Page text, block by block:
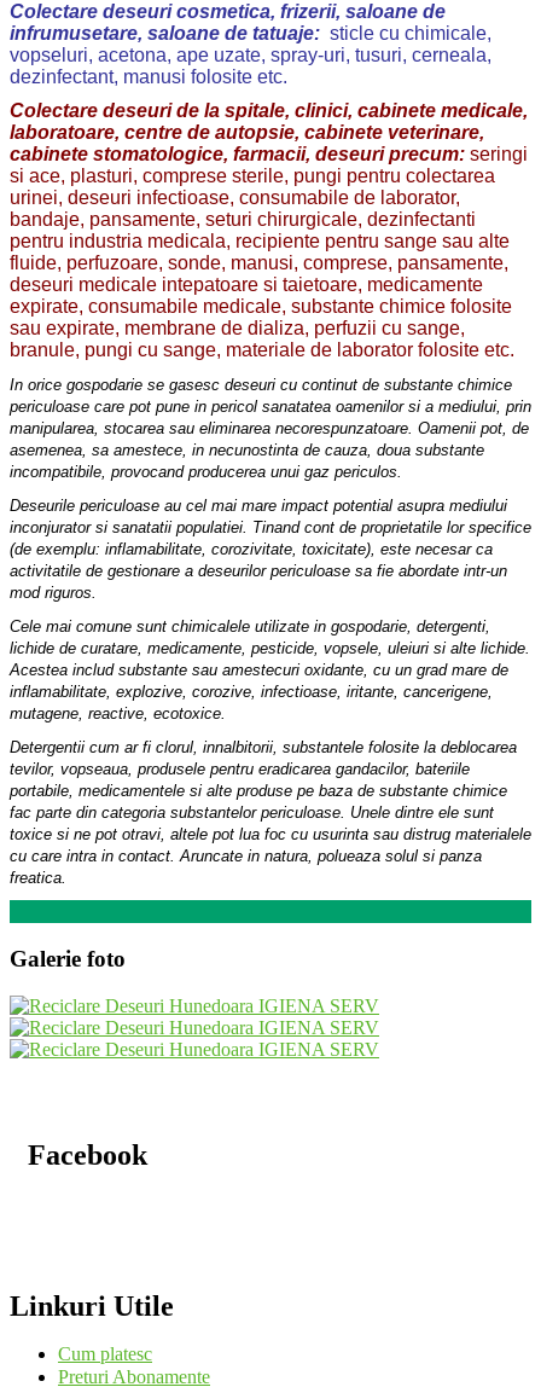
Colectare deseuri cosmetica, frizerii, saloane de
infrumusetare, saloane de tatuaje: sticle cu chimicale,
vopseluri, acetona, ape uzate, spray-uri, tusuri, cerneala,
dezinfectant, manusi folosite etc.
Colectare deseuri de la spitale, clinici, cabinete medicale,
laboratoare, centre de autopsie, cabinete veterinare,
cabinete stomatologice, farmacii, deseuri precum: seringi
si ace, plasturi, comprese sterile, pungi pentru colectarea
urinei, deseuri infectioase, consumabile de laborator,
bandaje, pansamente, seturi chirurgicale, dezinfectanti
pentru industria medicala, recipiente pentru sange sau alte
fluide, perfuzoare, sonde, manusi, comprese, pansamente,
deseuri medicale intepatoare si taietoare, medicamente
expirate, consumabile medicale, substante chimice folosite
sau expirate, membrane de dializa, perfuzii cu sange,
branule, pungi cu sange, materiale de laborator folosite etc.
In orice gospodarie se gasesc deseuri cu continut de substante chimice
periculoase care pot pune in pericol sanatatea oamenilor si a mediului, prin
manipularea, stocarea sau eliminarea necorespunzatoare. Oamenii pot, de
asemenea, sa amestece, in necunostinta de cauza, doua substante
incompatibile, provocand producerea unui gaz periculos.
Deseurile periculoase au cel mai mare impact potential asupra mediului
inconjurator si sanatatii populatiei. Tinand cont de proprietatile lor specifice
(de exemplu: inflamabilitate, corozivitate, toxicitate), este necesar ca
activitatile de gestionare a deseurilor periculoase sa fie abordate intr-un
mod riguros.
Cele mai comune sunt chimicalele utilizate in gospodarie, detergenti,
lichide de curatare, medicamente, pesticide, vopsele, uleiuri si alte lichide.
Acestea includ substante sau amestecuri oxidante, cu un grad mare de
inflamabilitate, explozive, corozive, infectioase, iritante, cancerigene,
mutagene, reactive, ecotoxice.
Detergentii cum ar fi clorul, innalbitorii, substantele folosite la deblocarea
tevilor, vopseaua, produsele pentru eradicarea gandacilor, bateriile
portabile, medicamentele si alte produse pe baza de substante chimice
fac parte din categoria substantelor periculoase. Unele dintre ele sunt
toxice si ne pot otravi, altele pot lua foc cu usurinta sau distrug materialele
cu care intra in contact. Aruncate in natura, polueaza solul si panza
freatica.
Galerie foto
Facebook
Linkuri Utile
Cum platesc
Preturi Abonamente